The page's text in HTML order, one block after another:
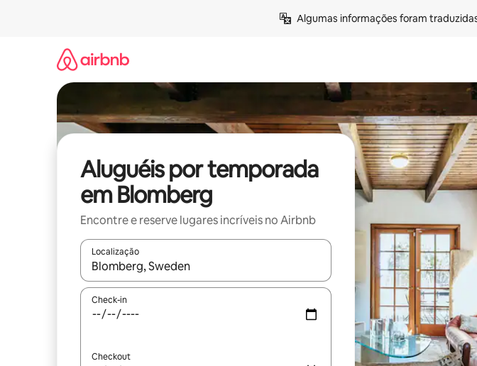
Algumas informações foram
Aluguéis por temporada
em Blomberg
Encontre e reserve lugares incríveis no Airbnb
Localização
Quando os resultados estiverem disponíveis, explore-os usando as seta para cima
Check-in
Checkout